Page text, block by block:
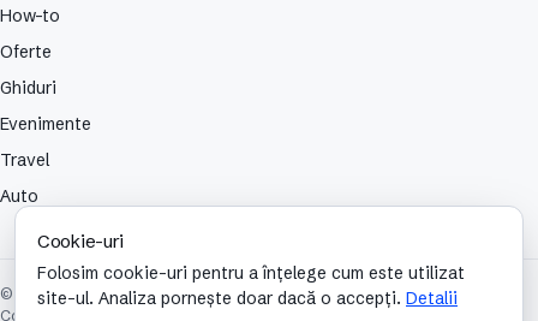
How-to
Oferte
Ghiduri
Evenimente
Travel
Auto
© 2026 TechCafe. Toate drepturile rezervate.
Contact
Cookie-uri
Folosim cookie-uri pentru a înțelege cum este utilizat
site-ul. Analiza pornește doar dacă o accepți. Detalii